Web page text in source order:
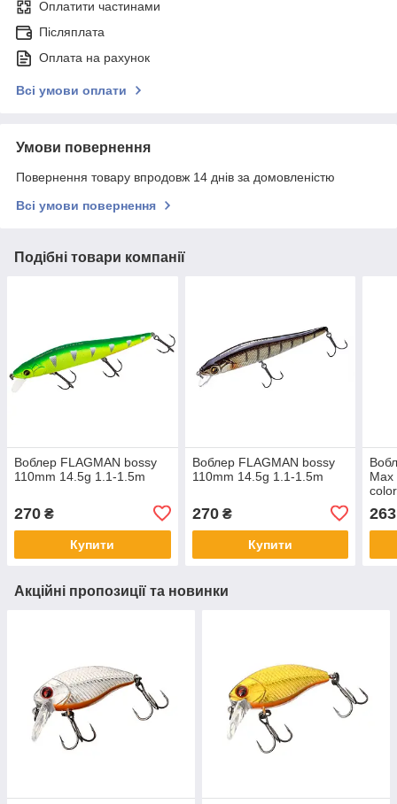
Оплатити частинами
Післяплата
Оплата на рахунок
Всі умови оплати
Умови повернення
Повернення товару впродовж 14 днів за домовленістю
Всі умови повернення
Подібні товари компанії
Воблер FLAGMAN bossy
110mm 14.5g 1.1-1.5m
270 ₴
Купити
Воблер FLAGMAN bossy
110mm 14.5g 1.1-1.5m
270₴
Купити
Max
263
Акційні пропозиції та новинки